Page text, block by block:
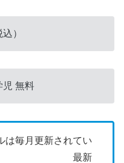
）
児 無料
は毎月更新されてい
最新